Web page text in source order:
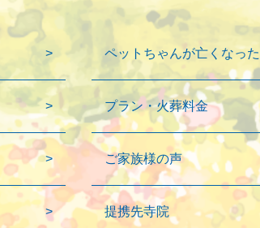
ペットちゃんが亡くなっ
プラン・火葬料金
ご家族様の声
提携先寺院